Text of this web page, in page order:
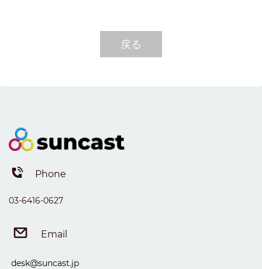
戻る
Phone
03-6416-0627
Email
desk@suncast.jp